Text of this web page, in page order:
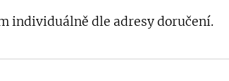
individuálně dle adresy doručení.